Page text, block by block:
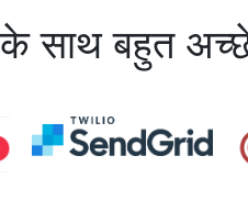
के साथ बहुत